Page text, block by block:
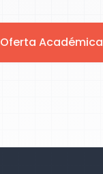
Oferta Académica